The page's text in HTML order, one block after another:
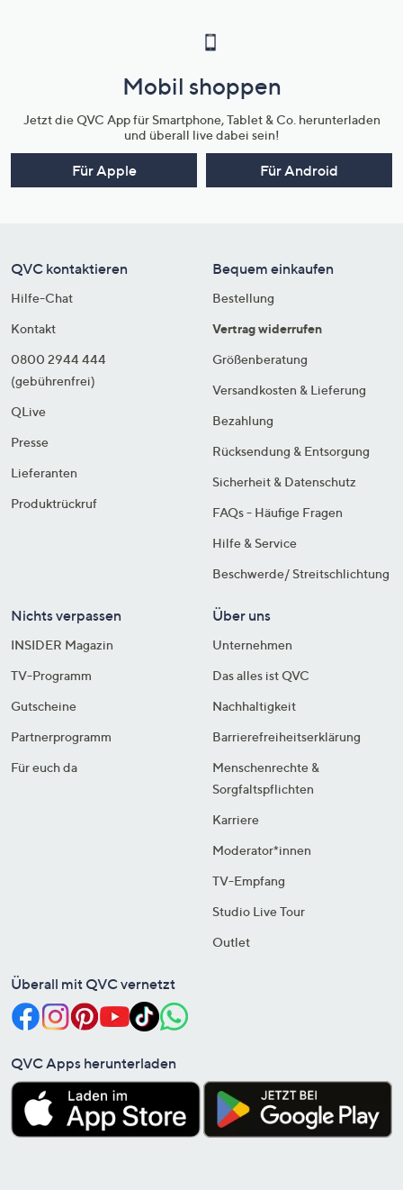
Mobil shoppen
Jetzt die QVC App für Smartphone, Tablet & Co. herunterladen
und überall live dabei sein!
Für Apple Für Android
QVC kontaktieren
Hilfe-Chat
Kontakt
0800 2944 444
(gebührenfrei)
QLive
Presse
Lieferanten
Produktrückruf
Bequem einkaufen
Bestellung
Vertrag widerrufen
Größenberatung
Versandkosten & Lieferung
Bezahlung
Rücksendung & Entsorgung
Sicherheit & Datenschutz
FAQs - Häufige Fragen
Hilfe & Service
Beschwerde/ Streitschlichtung
Nichts verpassen
INSIDER Magazin
TV-Programm
Gutscheine
Partnerprogramm
Für euch da
Über uns
Unternehmen
Das alles ist QVC
Nachhaltigkeit
Barrierefreiheitserklärung
Menschenrechte &
Sorgfaltspflichten
Karriere
Moderator*innen
TV-Empfang
Studio Live Tour
Outlet
Überall mit QVC vernetzt
QVC Apps herunterladen